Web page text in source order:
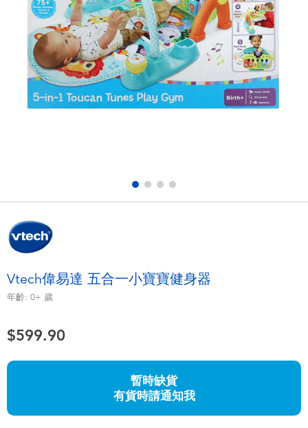
娃娃, 芭比,收藏公仔
電子玩具
遊戲及拼圖系列
毛毛公仔玩具
夏日用品
任天堂 Switch
Pokemon寶可夢
playpop
LEGO樂高
14歳以上
Vtech偉易達 五合一小寶寶健身器
年齡: 0+ 歲
$599.90
暫時缺貨
有貨時請通知我